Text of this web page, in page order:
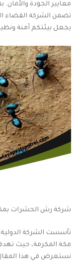
معايير الجودة
تضمن الشركة القضاء
يجعل بيئتكم آمنة
شركة رش الحشرات
تأسست الشركة
مكة المكرمة، حيث
نستعرض في هذا المقال